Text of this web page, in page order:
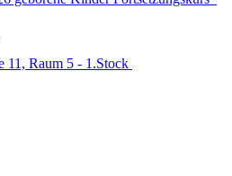
11, Raum 5 - 1.Stock